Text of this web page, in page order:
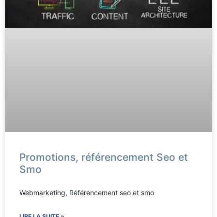
Promotions, référencement Seo et
Smo
Webmarketing, Référencement seo et smo